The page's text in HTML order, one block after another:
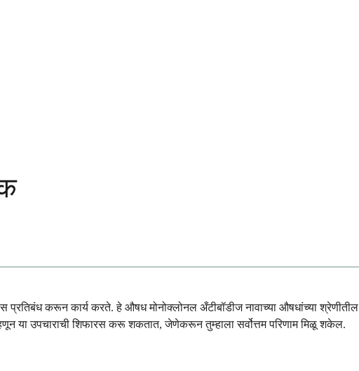
प्रतिबंध करून कार्य करते. हे औषध मोनोक्लोनल अँटीबॉडीज नावाच्या औषधांच्या श्रेणीतील
या उपचाराची शिफारस करू शकतात, जेणेकरून तुम्हाला सर्वोत्तम परिणाम मिळू शकेल.